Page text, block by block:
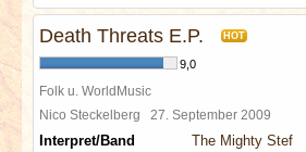
Death Threats E.P. HOT
9,0
Folk u. WorldMusic
Nico Steckelberg 27. September 2009
Interpret/Band
The Mighty Stef